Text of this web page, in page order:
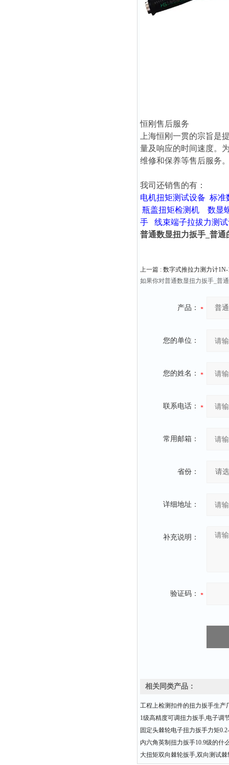
恒刚售后服务
上海恒刚一贯的宗旨是
量及响应的时间速度。
维修和保养等售后服务
我司还销售的有：
电机扭矩测试设备 标准
瓶盖扭矩检测机
数显
手
线束端子拉拔力测
普通数显扭力扳手_普
上一篇 : 数字式推拉力测力计1N-
如果你对普通数显扭力扳手_普
产品：
您的单位：
您的姓名：
联系电话：
常用邮箱：
省份：
详细地址：
补充说明：
验证码：
相关同类产品：
工程上检测扣件的扭力扳手生产
1级高精度可调扭力扳手,电子调
固定头棘轮电子扭力扳手力矩
内六角英制扭力扳手10.9级的什
大扭矩双向棘轮扳手,双向测试